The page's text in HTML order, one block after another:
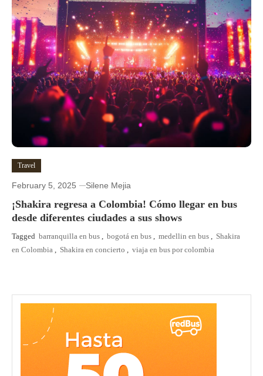
Travel
February 5, 2025 Silene Mejia
¡Shakira regresa a Colombia! Cómo llegar en bus
desde diferentes ciudades a sus shows
Tagged barranquilla en bus bogotá en bus medellin en bus
Shakira
en Colombia
Shakira en concierto viaja en bus por colombia